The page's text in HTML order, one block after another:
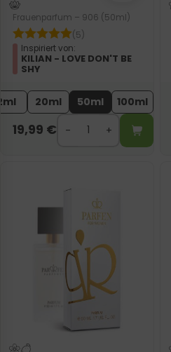
Frauenparfum – 906 (50ml)
(5)
Inspiriert von:
KILIAN - LOVE DON'T BE
SHY
20ml 50ml 100ml
19,99 €